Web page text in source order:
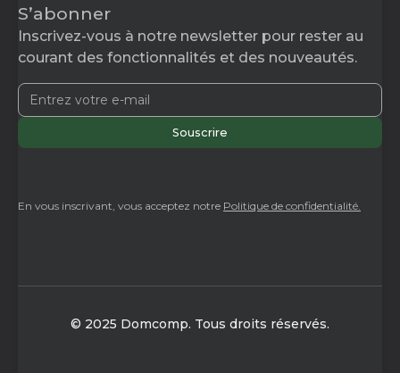
S’abonner
Inscrivez-vous à notre newsletter pour rester au
courant des fonctionnalités et des nouveautés.
En vous inscrivant, vous acceptez notre Politique de confidentialité.
© 2025 Domcomp. Tous droits réservés.